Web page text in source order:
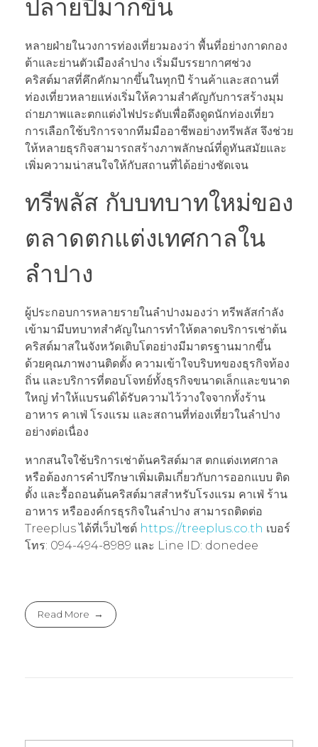
ปลายปีมากขึ้น
หลายฝ่ายในวงการท่องเที่ยวมองว่า พื้นที่อย่างกาดกอง
ต้าและย่านตัวเมืองลำปาง เริ่มมีบรรยากาศช่วง
คริสต์มาสที่คึกคักมากขึ้นในทุกปี ร้านค้าและสถานที่
ท่องเที่ยวหลายแห่งเริ่มให้ความสำคัญกับการสร้างมุม
ถ่ายภาพและตกแต่งไฟประดับเพื่อดึงดูดนักท่องเที่ยว
การเลือกใช้บริการจากทีมมืออาชีพอย่างทรีพลัส จึงช่วย
ให้หลายธุรกิจสามารถสร้างภาพลักษณ์ที่ดูทันสมัยและ
เพิ่มความน่าสนใจให้กับสถานที่ได้อย่างชัดเจน
ทรีพลัส กับบทบาทใหม่ของ
ตลาดตกแต่งเทศกาลใน
ลำปาง
ผู้ประกอบการหลายรายในลำปางมองว่า ทรีพลัสกำลัง
เข้ามามีบทบาทสำคัญในการทำให้ตลาดบริการเช่าต้น
คริสต์มาสในจังหวัดเติบโตอย่างมีมาตรฐานมากขึ้น
ด้วยคุณภาพงานติดตั้ง ความเข้าใจบริบทของธุรกิจท้อง
ถิ่น และบริการที่ตอบโจทย์ทั้งธุรกิจขนาดเล็กและขนาด
ใหญ่ ทำให้แบรนด์ได้รับความไว้วางใจจากทั้งร้าน
อาหาร คาเฟ่ โรงแรม และสถานที่ท่องเที่ยวในลำปาง
อย่างต่อเนื่อง
หากสนใจใช้บริการเช่าต้นคริสต์มาส ตกแต่งเทศกาล
หรือต้องการคำปรึกษาเพิ่มเติมเกี่ยวกับการออกแบบ ติด
ตั้ง และรื้อถอนต้นคริสต์มาสสำหรับโรงแรม คาเฟ่ ร้าน
อาหาร หรือองค์กรธุรกิจในลำปาง สามารถติดต่อ
Treeplus ได้ที่เว็บไซต์ https://treeplus.co.th เบอร์
โทร: 094-494-8989 และ Line ID: donedee
Read More